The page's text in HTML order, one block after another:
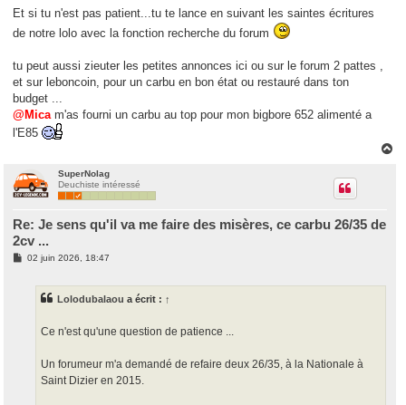
s
a
Et si tu n'est pas patient...tu te lance en suivant les saintes écritures
de notre lolo avec la fonction recherche du forum
tu peut aussi zieuter les petites annonces ici ou sur le forum 2 pattes ,
et sur leboncoin, pour un carbu en bon état ou restauré dans ton
budget ...
@Mica m'as fourni un carbu au top pour mon bigbore 652 alimenté a
l'E85
SuperNolag
Deuchiste intéressé
Re: Je sens qu'il va me faire des misères, ce carbu 26/35 de
2cv ...
M02 juin 2026, 18:47
Lolodubalaou a écrit : ↑
Ce n'est qu'une question de patience ...
Un forumeur m'a demandé de refaire deux 26/35, à la Nationale à
Saint Dizier en 2015.